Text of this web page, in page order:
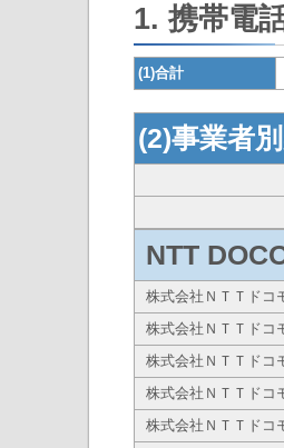
1. 携帯電
(1)合計
(2)事業者
NTT
株式会社ＮＴＴドコ
株式会社ＮＴＴドコ
株式会社ＮＴＴドコ
株式会社ＮＴＴドコ
株式会社ＮＴＴドコ